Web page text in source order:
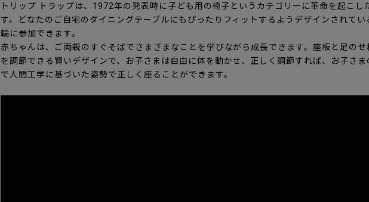
トリップ トラップは、1972年の発表時に子ども用の椅子というカテゴリーに革命を起こし
す。どなたのご自宅のダイニングテーブルにもぴったりフィットするようデザインされてい
輪に参加できます。
赤ちゃんは、ご両親のすぐそばでさまざまなことを学びながら成長できます。座板と足の
を調節できる賢いデザインで、お子さまは自由に体を動かせ、正しく調節すれば、お子さ
で人間工学に基づいた姿勢で正しく座ることができます。